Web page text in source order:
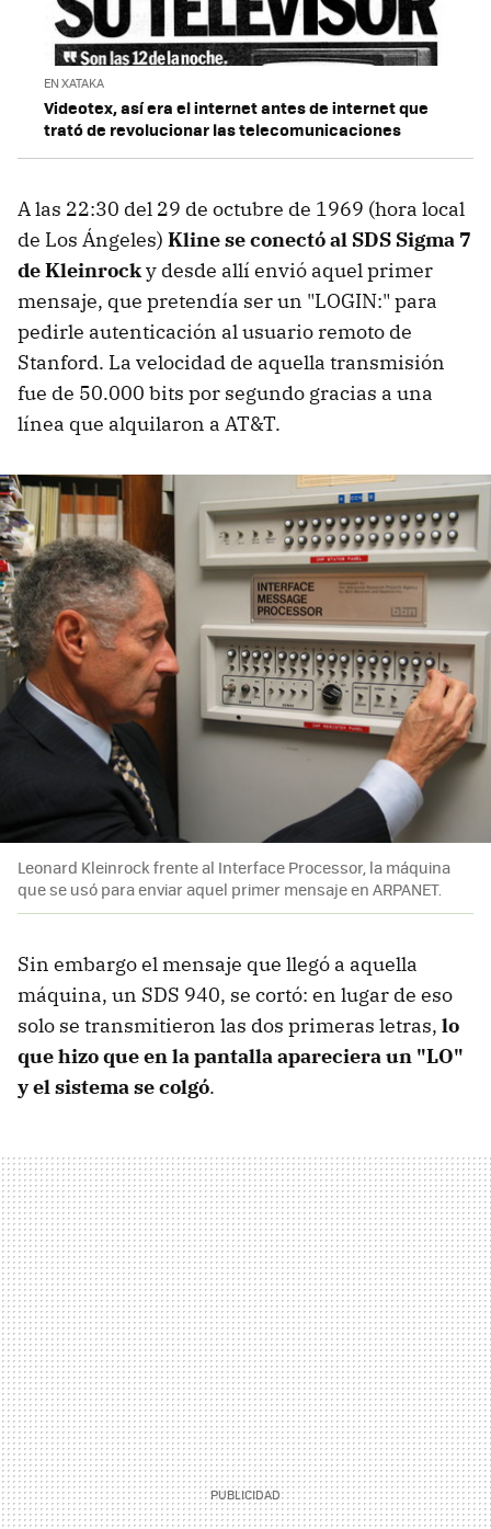
EN XATAKA
Videotex, así era el internet antes de internet que
trató de revolucionar las telecomunicaciones
A las 22:30 del 29 de octubre de 1969 (hora local
de Los Ángeles) Kline se conectó al SDS Sigma 7
de Kleinrocky desde allí envió aquel primer
mensaje, que pretendía ser un "LOGIN:" para
pedirle autenticación al usuario remoto de
Stanford. La velocidad de aquella transmisión
fue de 50.000 bits por segundo gracias a una
línea que alquilaron a AT&T.
Leonard Kleinrock frente al Interface Processor, la máquina
que se usó para enviar aquel primer mensaje en ARPANET.
Sin embargo el mensaje que llegó a aquella
máquina, un SDS 940, se cortó: en lugar de eso
solo se transmitieron las dos primeras letras, lo
que hizo que en la pantalla apareciera un "LO"
y el sistema se colgó.